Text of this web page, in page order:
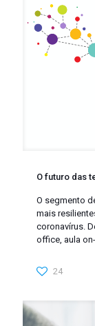
O futuro das
O segmento
mais
coronavírus.
office, aula
24